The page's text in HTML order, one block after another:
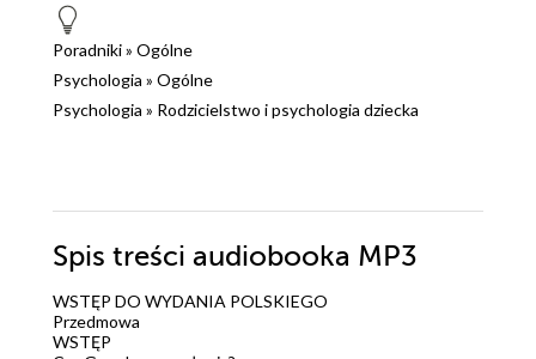
Poradniki» Ogólne
Psychologia » Ogólne
Psychologia » Rodzicielstwo i psychologia dziecka
Spis treści audiobooka MP3
WSTĘP DO WYDANIA POLSKIEGO
Przedmowa
WSTĘP